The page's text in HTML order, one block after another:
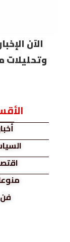
الآن
وتحليلات
أخبار
اقتصاد
فن